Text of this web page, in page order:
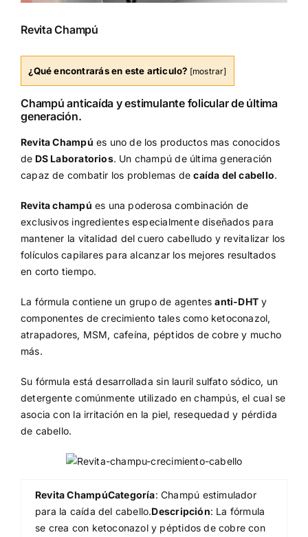
Revita Champú
¿Qué encontrarás en este articulo? [mostrar]
Champú anticaída y estimulante folicular de última
generación.
Revita Champú es uno de los productos mas conocidos
de DS Laboratorios. Un champú de última generación
capaz de combatir los problemas decaída del cabello.
Revita champú es una poderosa combinación de
exclusivos ingredientes especialmente diseñados para
mantener la vitalidad del cuero cabelludo y revitalizar los
folículos capilares para alcanzar los mejores resultados
en corto tiempo.
La fórmula contiene un grupo de agentesanti-DHT y
componentes de crecimiento tales como ketoconazol,
atrapadores, MSM, cafeína, péptidos de cobre y mucho
más.
Su fórmula está desarrollada sin lauril sulfato sódico, un
detergente comúnmente utilizado en champús, el cual se
asocia con la irritación en la piel, resequedad y pérdida
de cabello.
Revita ChampúCategoría: Champú estimulador
para la caída del cabello.Descripción: La fórmula
se crea con ketoconazol y péptidos de cobre con